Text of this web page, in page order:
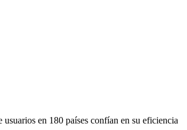
en 180 países confían en su eficiencia